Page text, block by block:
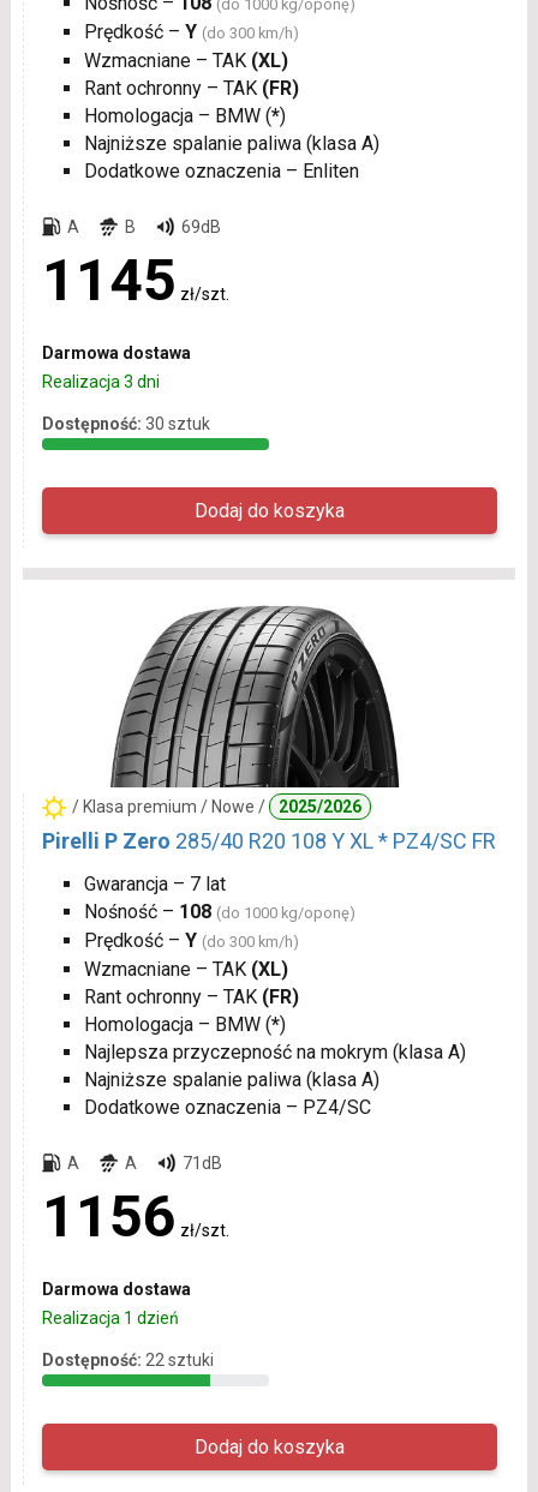
(do 1000 kg/oponę)
Prędkość – Y (do 300 km/h)
Wzmacniane – TAK (XL)
Rant ochronny – TAK (FR)
Homologacja – BMW (*)
Najniższe spalanie paliwa (klasa A)
Dodatkowe oznaczenia – Enliten
A B 69dB
1145 zł/szt.
Darmowa dostawa
Realizacja 3 dni
Dostępność: 30 sztuk
/ Klasa premium / Nowe / 2025/2026
Pirelli P Zero 285/40 R20 108 Y XL * PZ4/SC FR
Gwarancja – 7 lat
Nośność – 108 (do 1000 kg/oponę)
Prędkość – Y (do 300 km/h)
Wzmacniane – TAK (XL)
Rant ochronny – TAK (FR)
Homologacja – BMW (*)
Najlepsza przyczepność na mokrym (klasa A)
Najniższe spalanie paliwa (klasa A)
Dodatkowe oznaczenia – PZ4/SC
A A 71dB
1156 zł/szt.
Darmowa dostawa
Realizacja 1 dzień
Dostępność: 22 sztuki